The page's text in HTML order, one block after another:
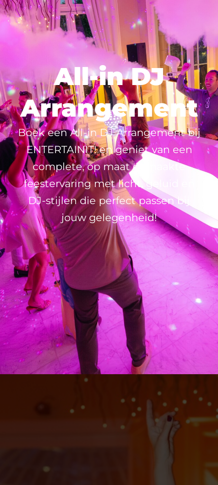
All-in DJ
Arrangement
Boek een All-in DJ Arrangement bij
ENTERTAINIT! en geniet van een
complete, op maat gemaakte
feestervaring met licht, geluid en
DJ-stijlen die perfect passen bij
jouw gelegenheid!